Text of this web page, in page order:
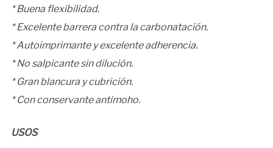
* Buena flexibilidad.
* Excelente barrera contra la carbonatación.
* Autoimprimante y excelente adherencia.
* No salpicante sin dilución.
* Gran blancura y cubrición.
* Con conservante antimoho.
USOS